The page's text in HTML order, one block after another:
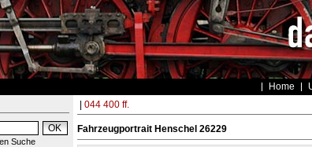
Home
Suche
044 400 ff.
Fahrzeugportrait Henschel 26229